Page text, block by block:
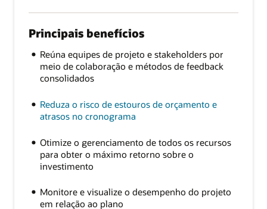
Principais benefícios
Reúna equipes de projeto e stakeholders por
meio de colaboração e métodos de feedback
consolidados
Reduza o risco de estouros de orçamento e
atrasos no cronograma
Otimize o gerenciamento de todos os recursos
para obter o máximo retorno sobre o
investimento
Monitore e visualize o desempenho do projeto
em relação ao plano